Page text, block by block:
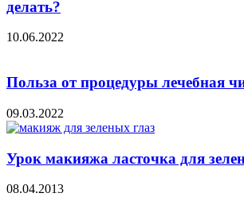
делать?
10.06.2022
Польза от процедуры лечебная
09.03.2022
Урок макияжа ласточка для
08.04.2013